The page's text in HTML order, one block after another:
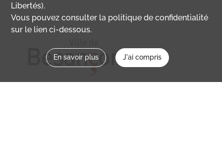
Libertés).
Vous pouvez consulter la politique de confidentialité
sur le lien ci-dessous.
En savoir plus J'ai compris